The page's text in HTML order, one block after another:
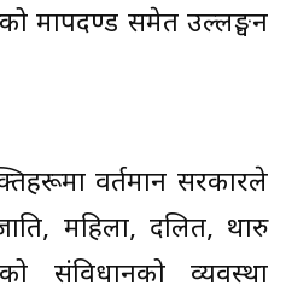
मापदण्ड समेत उल्लङ्घन
वर्तमान सरकारले
महिला, दलित, थारु
संविधानको व्यवस्था